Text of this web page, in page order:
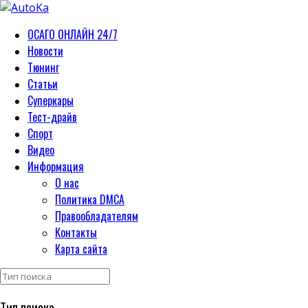
ОСАГО ОНЛАЙН 24/7
Новости
Тюнинг
Статьи
Суперкары
Тест-драйв
Спорт
Видео
Информация
О нас
Политика DMCA
Правообладателям
Контакты
Карта сайта